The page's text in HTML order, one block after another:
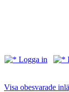
Logga in
Visa obesvarade